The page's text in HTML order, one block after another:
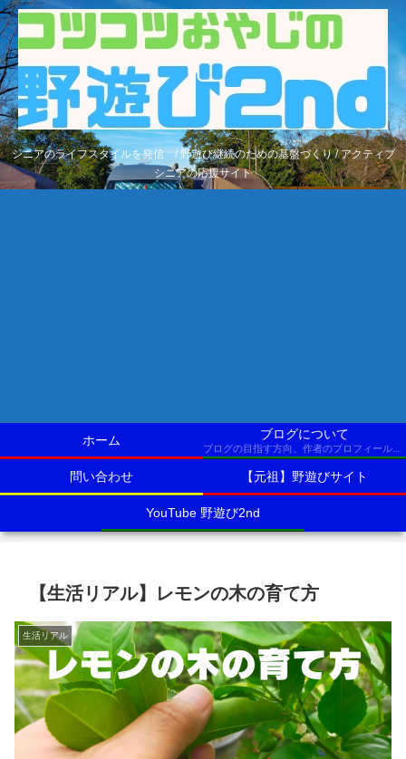
シニアのライフスタイルを発信 / 野遊び継続のための基盤づくり / アクティブ
シニアの応援サイト
ホーム ブログについて
ブログの目指す方向、作者のプロフィールなど
問い合わせ 【元祖】野遊びサイト
YouTube 野遊び2nd
【生活リアル】レモンの木の育て方
生活リアル